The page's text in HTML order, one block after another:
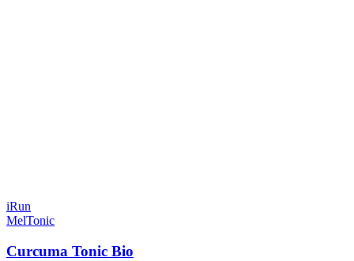
iRun
MelTonic
Curcuma Tonic Bio